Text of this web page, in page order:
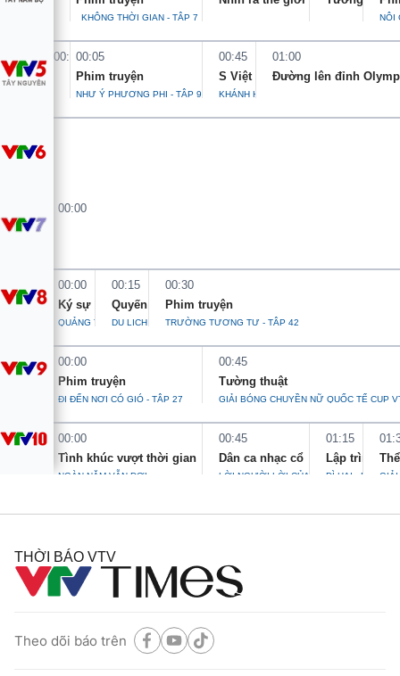
Nhân vật
Khán giả
Giải sao mai
Âm nhạc
Sao
Đời sống
Du lịch
Làm đẹp
Giáo dục
Học trực tuyến
Công nghệ
Hitech Công nghệ tương lai
Thị trường
Tư vấn
Lịch phát sóng
Chuyên mục khác
Emagazine Podcast
Photo Infographic
Video Shorts video
VTV Money VTV Thể thao
Thị trường 24h Tấm lòng Việt
VTV4 Vươn mình bằng AI
KHÔNG THỜI GIAN - TẬP 7 NỘI
00:0000:05
Phim truyện
NHƯ Ý PHƯƠNG PHI - TẬP 9
00:45
S Việt Nam
KHÁNH HOÀ
01:00
Đường lên đỉnh
00:00
00:00
Ký sự
QUẢNG TRỊ - DẤU ẤN LỊCH SỬ - TẬP 4
00:15
Quyến rũ Việt Nam
DU LỊCH CỘNG ĐỒNG XỨ THANH
00:30
Phim truyện
TRƯỜNG TƯƠNG TƯ - TẬP 42
00:00
Phim truyện
ĐI ĐẾN NƠI CÓ GIÓ - TẬP 27
00:45
Tường thuật
GIẢI BÓNG CHUYỀN NỮ QUỐC TẾ CUP
00:00
Tình khúc vượt thời gian
NGÀN NĂM VẪN ĐỢI
00:45
Dân ca nhạc cổ
LỜI NGƯỜI LỜI CỦA NÚI SÔNG
01:15
Lập trình
DÌ HAI - PHẦN 4
THỜI BÁO VTV
Theo dõi báo trên